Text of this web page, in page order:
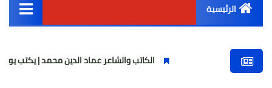
الرئيسية
أخبار مصر
الكاتب والشاعر عماد الدين محمد | يكتب يوميات شاعر وقصيدة